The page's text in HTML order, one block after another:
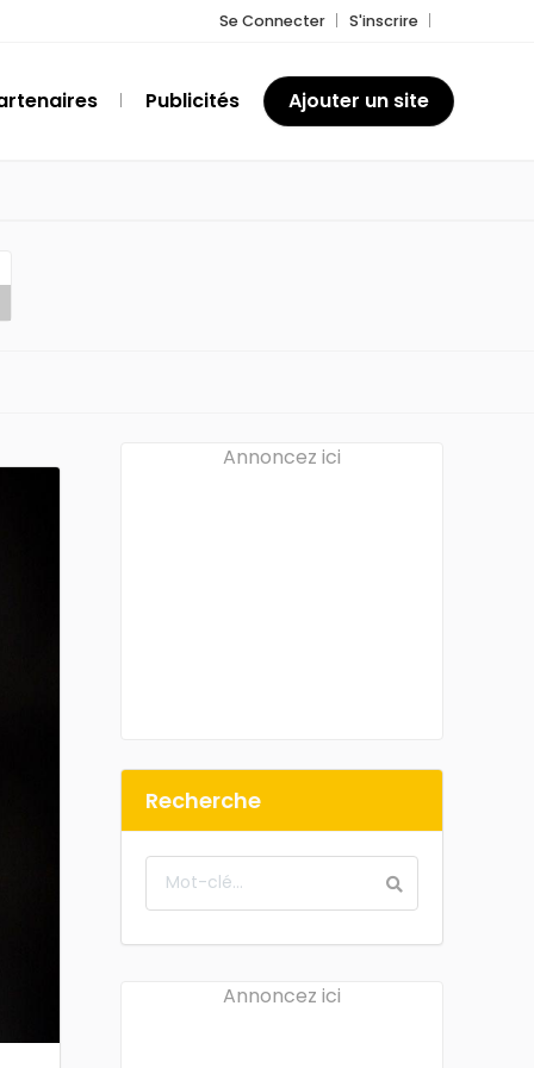
Se Connecter S'inscrire
Publicités Ajouter un site
Annoncez ici
Recherche
Annoncez ici